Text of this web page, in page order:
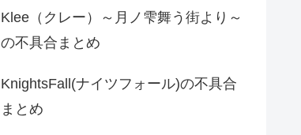
Klee（クレー）～月ノ雫舞う街より～
の不具合まとめ
KnightsFall(ナイツフォール)の不具合
まとめ